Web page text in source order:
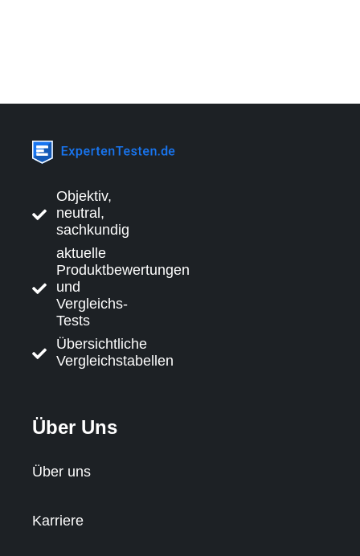
Objektiv,
neutral,
sachkundig
aktuelle
Produktbewertungen
und
Vergleichs-
Tests
Übersichtliche
Vergleichstabellen
Über Uns
Über uns
Karriere